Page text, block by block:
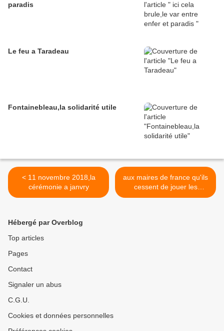
paradis
Le feu a Taradeau
Fontainebleau,la solidarité utile
< 11 novembre 2018,la
cérémonie a janvry
aux maires de france qu'ils
cessent de jouer les
Calimero ! >
Hébergé par Overblog
Top articles
Pages
Contact
Signaler un abus
C.G.U.
Cookies et données personnelles